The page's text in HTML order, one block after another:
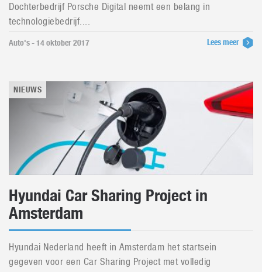
Dochterbedrijf Porsche Digital neemt een belang in
technologiebedrijf....
Auto's - 14 oktober 2017 Lees meer
NIEUWS
Hyundai Car Sharing Project in
Amsterdam
Hyundai Nederland heeft in Amsterdam het startsein
gegeven voor een Car Sharing Project met volledig